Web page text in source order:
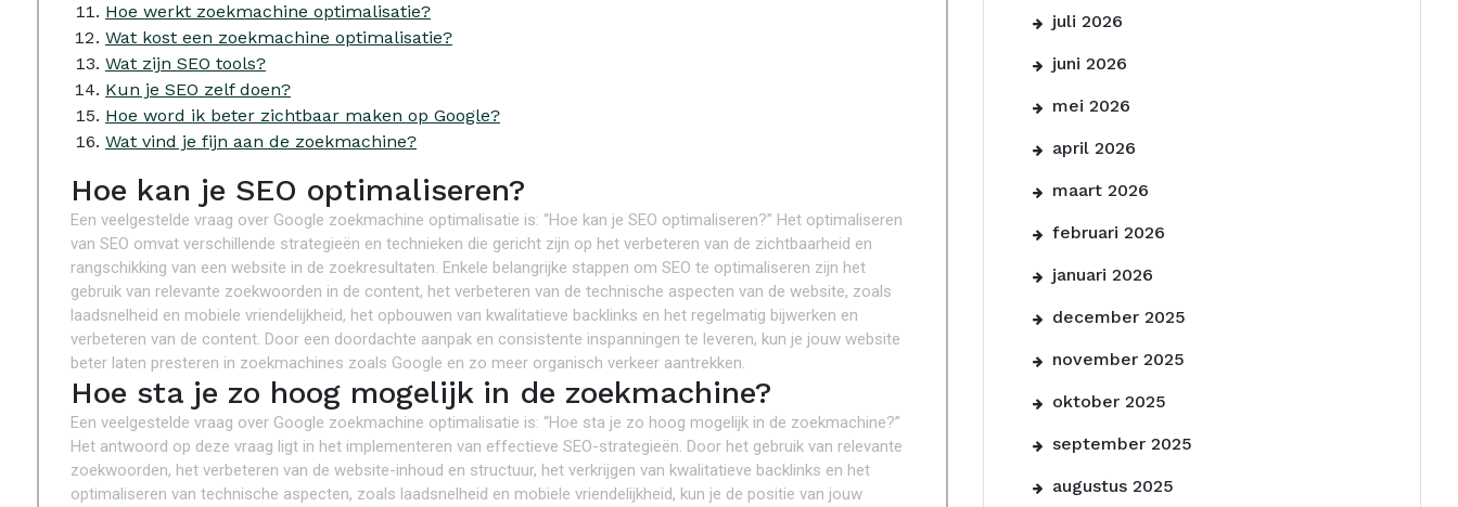
Hoe werkt zoekmachine optimalisatie?
Wat kost een zoekmachine optimalisatie?
Wat zijn SEO tools?
Kun je SEO zelf doen?
Hoe word ik beter zichtbaar maken op Google?
Wat vind je fijn aan de zoekmachine?
Hoe kan je SEO optimaliseren?
Een veelgestelde vraag over Google zoekmachine optimalisatie is: “Hoe kan je SEO optimaliseren?” Het optimaliseren
van SEO omvat verschillende strategieën en technieken die gericht zijn op het verbeteren van de zichtbaarheid en
rangschikking van een website in de zoekresultaten. Enkele belangrijke stappen om SEO te optimaliseren zijn het
gebruik van relevante zoekwoorden in de content, het verbeteren van de technische aspecten van de website, zoals
laadsnelheid en mobiele vriendelijkheid, het opbouwen van kwalitatieve backlinks en het regelmatig bijwerken en
verbeteren van de content. Door een doordachte aanpak en consistente inspanningen te leveren, kun je jouw website
beter laten presteren in zoekmachines zoals Google en zo meer organisch verkeer aantrekken.
Hoe sta je zo hoog mogelijk in de zoekmachine?
Een veelgestelde vraag over Google zoekmachine optimalisatie is: “Hoe sta je zo hoog mogelijk in de zoekmachine?”
Het antwoord op deze vraag ligt in het implementeren van effectieve SEO-strategieën. Door het gebruik van relevante
zoekwoorden, het verbeteren van de website-inhoud en structuur, het verkrijgen van kwalitatieve backlinks en het
optimaliseren van technische aspecten, zoals laadsnelheid en mobiele vriendelijkheid, kun je de positie van jouw
juli 2026
juni 2026
mei 2026
april 2026
maart 2026
februari 2026
januari 2026
december 2025
november 2025
oktober 2025
september 2025
augustus 2025